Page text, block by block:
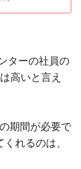
ターの社員の
高いと言え
期間が必要で
れるのは、